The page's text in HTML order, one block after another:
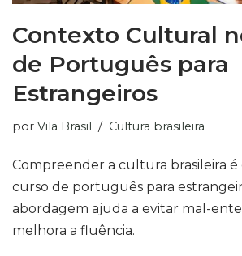
Contexto Cultural
de Português para
Estrangeiros
por Vila Brasil Cultura brasileira
Compreender a cultura brasileira é
curso de português para
abordagem ajuda a evitar mal-
melhora a fluência.